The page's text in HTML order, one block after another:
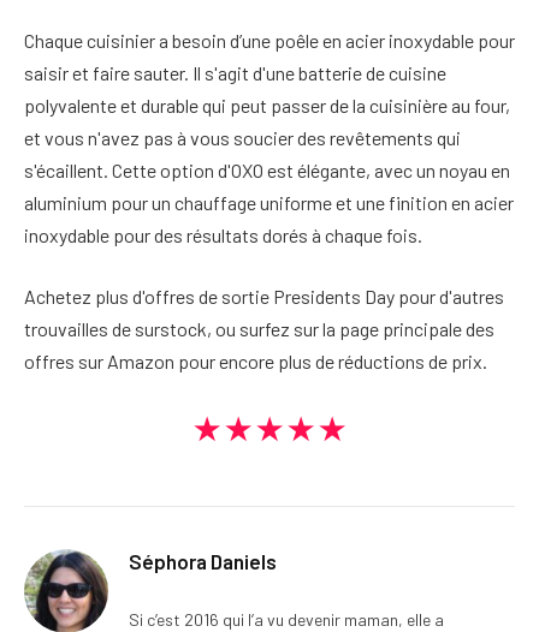
Chaque cuisinier a besoin d’une poêle en acier inoxydable pour
saisir et faire sauter. Il s'agit d'une batterie de cuisine
polyvalente et durable qui peut passer de la cuisinière au four,
et vous n'avez pas à vous soucier des revêtements qui
s'écaillent. Cette option d'OXO est élégante, avec un noyau en
aluminium pour un chauffage uniforme et une finition en acier
inoxydable pour des résultats dorés à chaque fois.
Achetez plus d'offres de sortie Presidents Day pour d'autres
trouvailles de surstock, ou surfez sur la page principale des
offres sur Amazon pour encore plus de réductions de prix.
★★★★★
Séphora Daniels
Si c’est 2016 qui l’a vu devenir maman, elle a